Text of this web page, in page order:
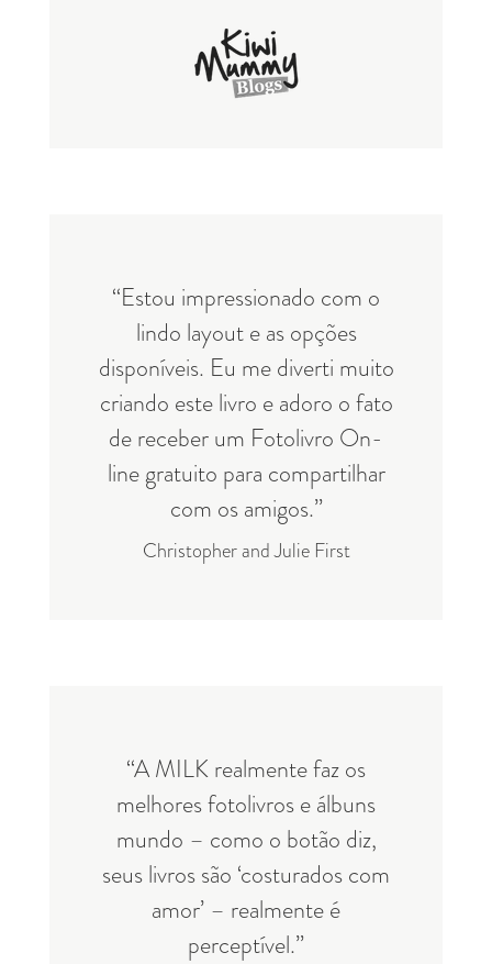
“Estou impressionado com o
lindo layout e as opções
disponíveis. Eu me diverti muito
criando este livro e adoro o fato
de receber um Fotolivro On-
line gratuito para compartilhar
com os amigos.”
Christopher and Julie First
“A MILK realmente faz os
melhores fotolivros e álbuns
mundo – como o botão diz,
seus livros são ‘costurados com
amor’ – realmente é
perceptível.”